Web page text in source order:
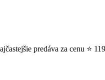
predáva za cenu ⭐